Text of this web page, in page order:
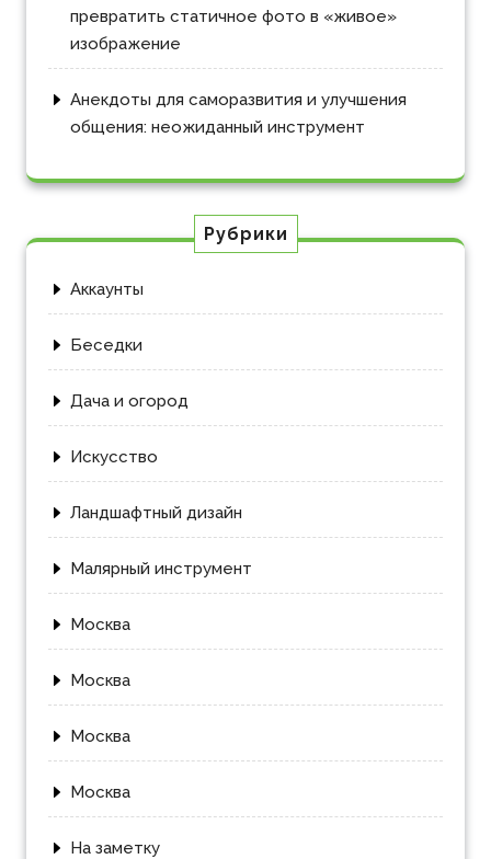
превратить статичное фото в «живое»
изображение
Анекдоты для саморазвития и улучшения
общения: неожиданный инструмент
Рубрики
Аккаунты
Беседки
Дача и огород
Искусство
Ландшафтный дизайн
Малярный инструмент
Москва
Москва
Москва
Москва
На заметку